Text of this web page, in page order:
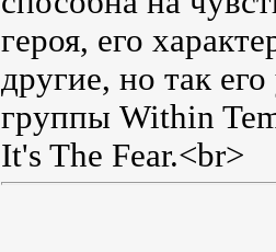
героя, его
другие, но так
группы Within
It's The Fear.<br>